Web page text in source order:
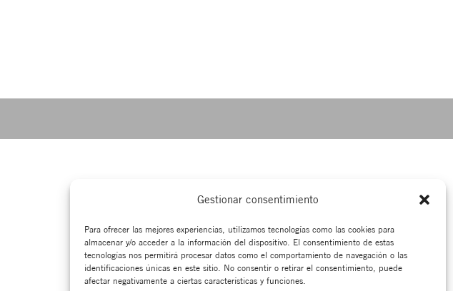
Gestionar consentimiento
Para ofrecer las mejores experiencias, utilizamos tecnologías como las cookies para
almacenar y/o acceder a la información del dispositivo. El consentimiento de estas
tecnologías nos permitirá procesar datos como el comportamiento de navegación o las
identificaciones únicas en este sitio. No consentir o retirar el consentimiento, puede
afectar negativamente a ciertas características y funciones.